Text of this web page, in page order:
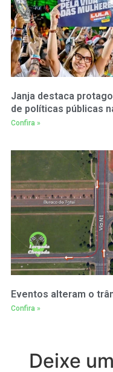
Janja destaca
de políticas públicas
Confira »
Eventos alteram o
Confira »
Deixe